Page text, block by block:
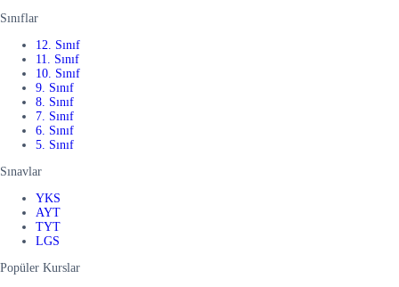
Sınıflar
12. Sınıf
11. Sınıf
10. Sınıf
9. Sınıf
8. Sınıf
7. Sınıf
6. Sınıf
5. Sınıf
Sınavlar
YKS
AYT
TYT
LGS
Popüler Kurslar